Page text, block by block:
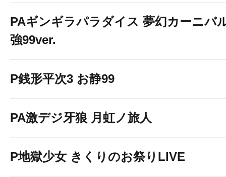
PAギンギラパラダイス 夢幻カーニバ
強99ver.
P銭形平次3 お静99
PA激デジ牙狼 月虹ノ旅人
P地獄少女 きくりのお祭りLIVE